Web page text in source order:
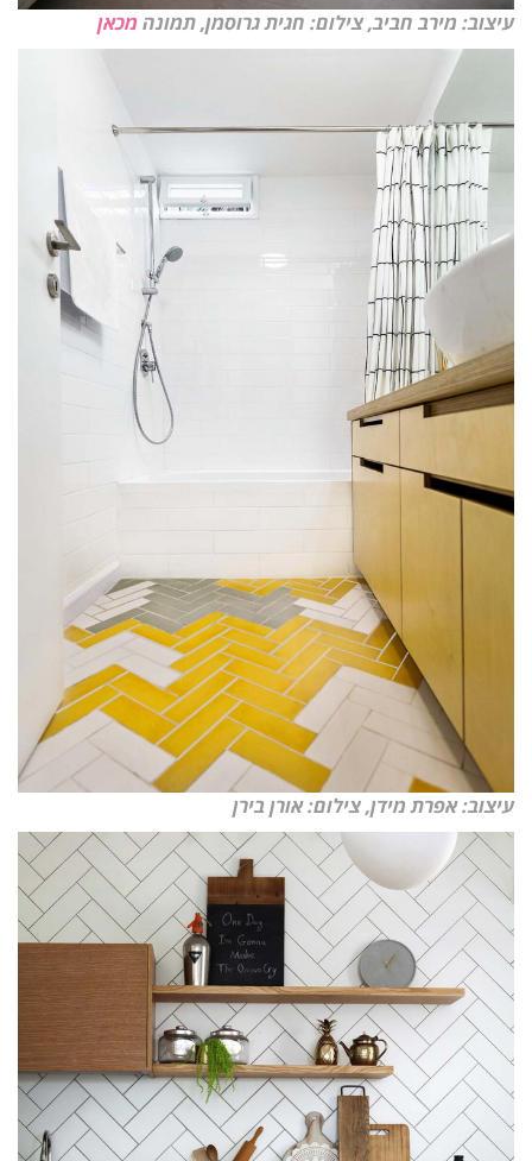
עיצוב: מירב חביב, צילום: חגית גרוסמן, תמונהמכאן
עיצוב: אפרת מידן, צילום: אורן בירן